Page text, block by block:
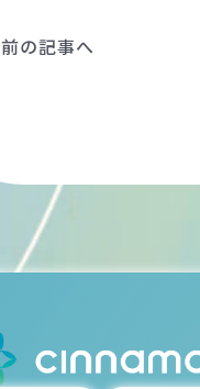
前の記事へ